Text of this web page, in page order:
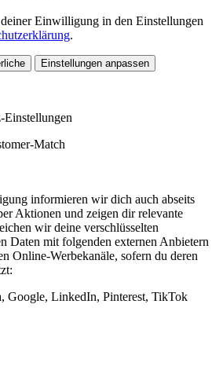
Einwilligung in den Einstellungen
.
Einstellungen anpassen
Einstellungen
Match
informieren wir dich auch abseits
Aktionen und zeigen dir relevante
wir deine verschlüsselten
Daten mit folgenden externen Anbietern
Online-Werbekanäle, sofern du deren
Google, LinkedIn, Pinterest, TikTok